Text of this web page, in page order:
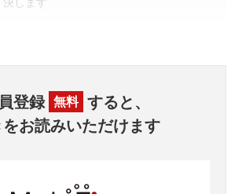
登録 無料 すると、
お読みいただけます